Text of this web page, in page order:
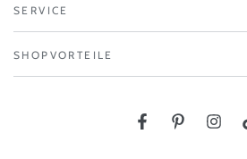
SERVICE
SHOPVORTEILE
FacebookPinterest